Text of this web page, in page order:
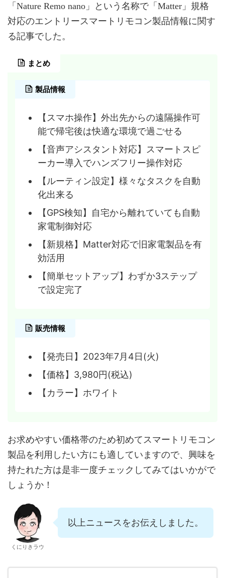
「Nature Remo nano」という名称で「Matter」規格
対応のエントリースマートリモコン製品情報に関す
る記事でした。
まとめ
製品情報
【スマホ操作】外出先からの遠隔操作可
能で帰宅後は快適な環境で過ごせる
【音声アシスタント対応】スマートスピ
ーカー導入でハンズフリー操作対応
【ルーティン設定】様々なタスクを自動
化出来る
【GPS検知】自宅から離れていても自動
家電制御対応
【新規格】Matter対応で旧家電製品を有
効活用
【簡単セットアップ】わずか3ステップ
で設定完了
販売情報
【発売日】2023年7月4日(火)
【価格】3,980円(税込)
【カラー】ホワイト
お求めやすい価格帯のため初めてスマートリモコン
製品を利用したい方にも適していますので、興味を
持たれた方は是非一度チェックしてみてはいかがで
しょうか！
くにりきラウ
以上ニュースをお伝えしました。